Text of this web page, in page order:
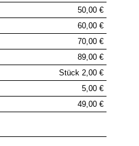
50,00 €
60,00 €
70,00 €
89,00 €
Stück 2,00 €
5,00 €
49,00 €